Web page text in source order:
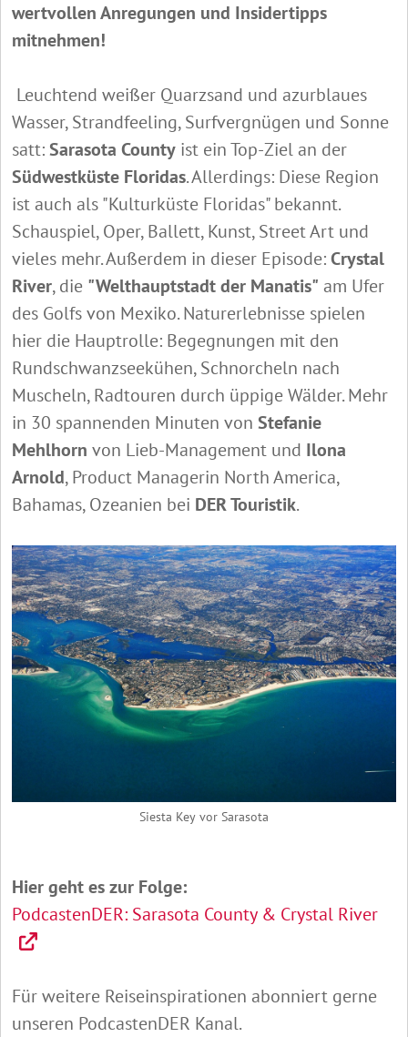
wertvollen Anregungen und Insidertipps
mitnehmen!
Leuchtend weißer Quarzsand und azurblaues
Wasser, Strandfeeling, Surfvergnügen und Sonne
satt: Sarasota County ist ein Top-Ziel an der
Südwestküste Floridas. Allerdings: Diese Region
ist auch als "Kulturküste Floridas" bekannt.
Schauspiel, Oper, Ballett, Kunst, Street Art und
vieles mehr. Außerdem in dieser Episode:Crystal
River, die "Welthauptstadt der Manatis" am Ufer
des Golfs von Mexiko. Naturerlebnisse spielen
hier die Hauptrolle: Begegnungen mit den
Rundschwanzseekühen, Schnorcheln nach
Muscheln, Radtouren durch üppige Wälder. Mehr
in 30 spannenden Minuten von Stefanie
Mehlhorn von Lieb-Management und Ilona
Arnold, Product Managerin North America,
Bahamas, Ozeanien bei DER Touristik.
Siesta Key vor Sarasota
Hier geht es zur Folge:
PodcastenDER: Sarasota County & Crystal River
Für weitere Reiseinspirationen abonniert gerne
unseren PodcastenDER Kanal.